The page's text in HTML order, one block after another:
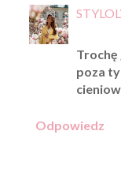
Trochę
poza
Odpowiedz